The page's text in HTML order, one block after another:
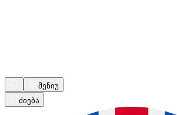
მენიუ
ძიება